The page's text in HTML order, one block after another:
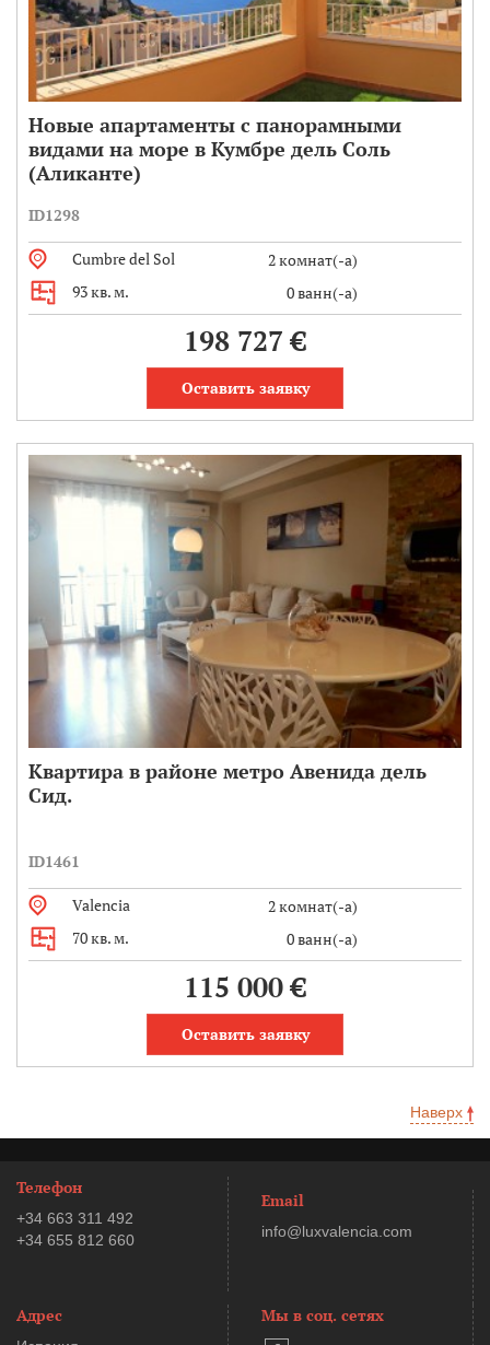
Новые апартаменты с панорамными
видами на море в Кумбре дель Соль
(Аликанте)
ID1298
Cumbre del Sol
2 комнат(-а)
93 кв. м.
0 ванн(-а)
198 727 €
Оставить заявку
Квартира в районе метро Авенида дель
Сид.
ID1461
Valencia
2 комнат(-а)
70 кв. м.
0 ванн(-а)
115 000 €
Оставить заявку
Наверх
Телефон
+34 663 311 492
+34 655 812 660
Email
info@luxvalencia.com
Адрес Мы в соц. сетях